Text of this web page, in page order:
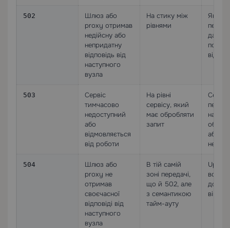
502
Шлюз або
proxy отримав
недійсну або
непридатну
відповідь від
наступного
вузла
На стику між
рівнями
Який
далі,
503
Сервіс
тимчасово
недоступний
або
відмовляється
від роботи
На рівні
сервісу, який
має обробляти
запит
Сервіс
на
або
504
Шлюз або
proxy не
отримав
своєчасної
відповіді від
наступного
вузла
В тій самій
зоні передачі,
що й 502, але
з семантикою
тайм-ауту
встиг
до
вікна